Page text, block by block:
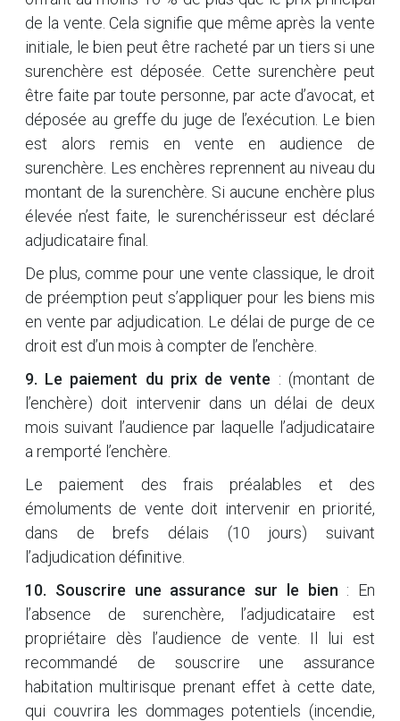
de la vente. Cela signifie que même après la vente
initiale, le bien peut être racheté par un tiers si une
surenchère est déposée. Cette surenchère peut
être faite par toute personne, par acte d’avocat, et
déposée au greffe du juge de l’exécution. Le bien
est alors remis en vente en audience de
surenchère. Les enchères reprennent au niveau du
montant de la surenchère. Si aucune enchère plus
élevée n’est faite, le surenchérisseur est déclaré
adjudicataire final.
De plus, comme pour une vente classique, le droit
de préemption peut s’appliquer pour les biens mis
en vente par adjudication. Le délai de purge de ce
droit est d’un mois à compter de l’enchère.
9. Le paiement du prix de vente : (montant de
l’enchère) doit intervenir dans un délai de deux
mois suivant l’audience par laquelle l’adjudicataire
a remporté l’enchère.
Le paiement des frais préalables et des
émoluments de vente doit intervenir en priorité,
dans de brefs délais (10 jours) suivant
l’adjudication définitive.
10. Souscrire une assurance sur le bien : En
l’absence de surenchère, l’adjudicataire est
propriétaire dès l’audience de vente. Il lui est
recommandé de souscrire une assurance
habitation multirisque prenant effet à cette date,
qui couvrira les dommages potentiels (incendie,